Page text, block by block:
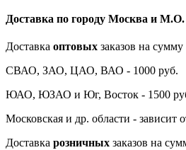
Доставка по городу Москва и М.О.
Доставка оптовых заказов на
СВАО, ЗАО, ЦАО, ВАО - 1000 руб.
ЮАО, ЮЗАО и Юг, Восток - 1500
Московская и др. области -
Доставка розничных заказов на